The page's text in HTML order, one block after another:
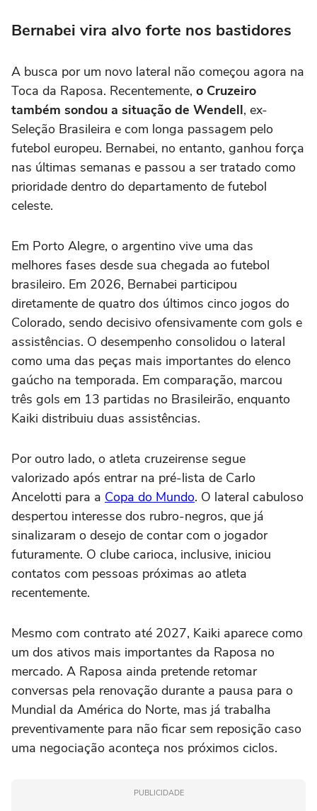
Bernabei vira alvo forte nos bastidores
A busca por um novo lateral não começou agora na
Toca da Raposa. Recentemente, o Cruzeiro
também sondou a situação de Wendell, ex-
Seleção Brasileira e com longa passagem pelo
futebol europeu. Bernabei, no entanto, ganhou força
nas últimas semanas e passou a ser tratado como
prioridade dentro do departamento de futebol
celeste.
Em Porto Alegre, o argentino vive uma das
melhores fases desde sua chegada ao futebol
brasileiro. Em 2026, Bernabei participou
diretamente de quatro dos últimos cinco jogos do
Colorado, sendo decisivo ofensivamente com gols e
assistências. O desempenho consolidou o lateral
como uma das peças mais importantes do elenco
gaúcho na temporada. Em comparação, marcou
três gols em 13 partidas no Brasileirão, enquanto
Kaiki distribuiu duas assistências.
Por outro lado, o atleta cruzeirense segue
valorizado após entrar na pré-lista de Carlo
Ancelotti para a Copa do Mundo. O lateral cabuloso
despertou interesse dos rubro-negros, que já
sinalizaram o desejo de contar com o jogador
futuramente. O clube carioca, inclusive, iniciou
contatos com pessoas próximas ao atleta
recentemente.
Mesmo com contrato até 2027, Kaiki aparece como
um dos ativos mais importantes da Raposa no
mercado. A Raposa ainda pretende retomar
conversas pela renovação durante a pausa para o
Mundial da América do Norte, mas já trabalha
preventivamente para não ficar sem reposição caso
uma negociação aconteça nos próximos ciclos.
PUBLICIDADE